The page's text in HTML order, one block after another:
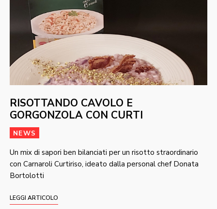
RISOTTANDO CAVOLO E
GORGONZOLA CON CURTI
NEWS
Un mix di sapori ben bilanciati per un risotto straordinario
con Carnaroli Curtiriso, ideato dalla personal chef Donata
Bortolotti
LEGGI ARTICOLO